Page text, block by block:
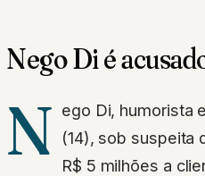
Nego Di é
N ego Di, humorista
(14), sob suspeita
R$ 5 milhões a